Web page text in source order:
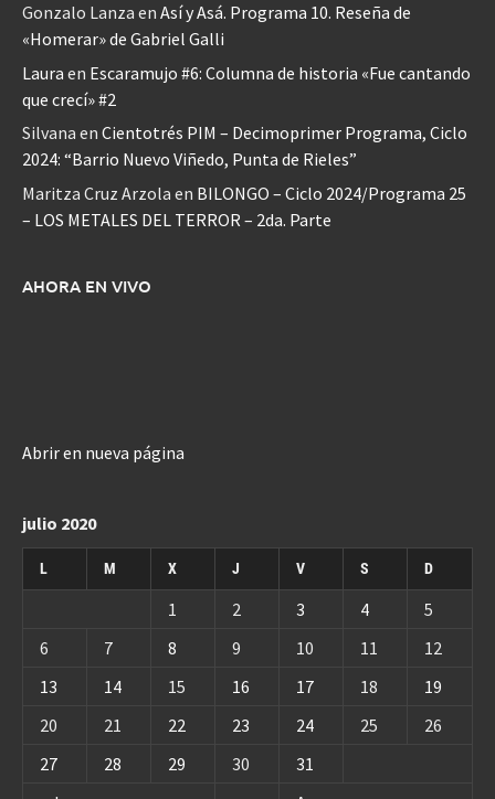
Gonzalo Lanza en Así y Asá. Programa 10. Reseña de
«Homerar» de Gabriel Galli
Laura en Escaramujo #6: Columna de historia «Fue cantando
que crecí» #2
Silvana en Cientotrés PIM – Decimoprimer Programa, Ciclo
2024: “Barrio Nuevo Viñedo, Punta de Rieles”
Maritza Cruz Arzola en BILONGO – Ciclo 2024/Programa 25
– LOS METALES DEL TERROR – 2da. Parte
AHORA EN VIVO
Abrir en nueva página
julio 2020
L M X J V S D
1 2 3 4
5
6
7 8 9 10 11
12
13
14 15 16 17 18
19
20
21 22 23 24 25
26
27
28 29 30 31